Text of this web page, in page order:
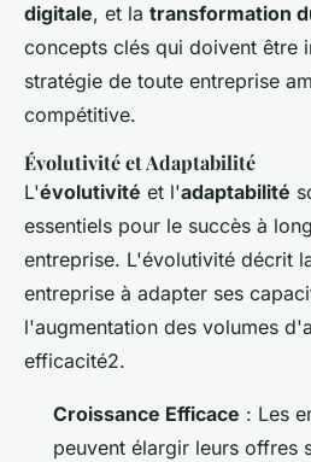
digitale, et la transformation
concepts clés qui doivent être
stratégie de toute entreprise
compétitive.
Évolutivité et Adaptabilité
L'évolutivité et l'adaptabilité
essentiels pour le succès à
entreprise. L'évolutivité décrit
entreprise à adapter ses
l'augmentation des volumes
efficacité2.
Croissance Efficace : Les
peuvent élargir leurs offres